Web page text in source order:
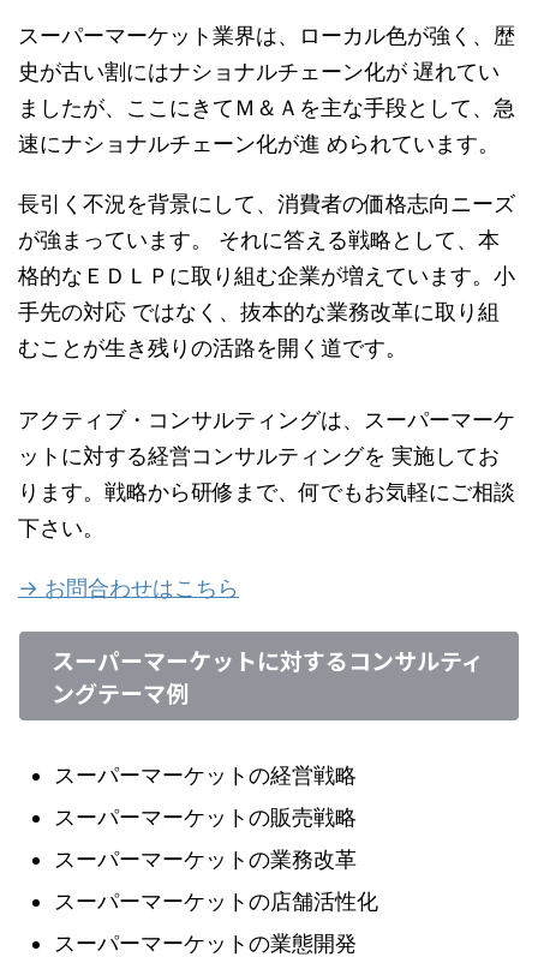
スーパーマーケット業界は、ローカル色が強く、歴
史が古い割にはナショナルチェーン化が 遅れてい
ましたが、ここにきてＭ＆Ａを主な手段として、急
速にナショナルチェーン化が進 められています。
長引く不況を背景にして、消費者の価格志向ニーズ
が強まっています。 それに答える戦略として、本
格的なＥＤＬＰに取り組む企業が増えています。小
手先の対応 ではなく、抜本的な業務改革に取り組
むことが生き残りの活路を開く道です。
アクティブ・コンサルティングは、スーパーマーケ
ットに対する経営コンサルティングを 実施してお
ります。戦略から研修まで、何でもお気軽にご相談
下さい。
→ お問合わせはこちら
スーパーマーケットに対するコンサルティ
ングテーマ例
スーパーマーケットの経営戦略
スーパーマーケットの販売戦略
スーパーマーケットの業務改革
スーパーマーケットの店舗活性化
スーパーマーケットの業態開発